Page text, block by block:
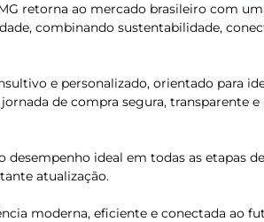
retorna ao mercado brasileiro com
combinando sustentabilidade,
e personalizado, orientado para
de compra segura, transparente
ideal em todas as etapas
atualização.
moderna, eficiente e conectada ao